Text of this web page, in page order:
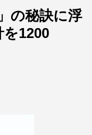
の秘訣に浮
1200